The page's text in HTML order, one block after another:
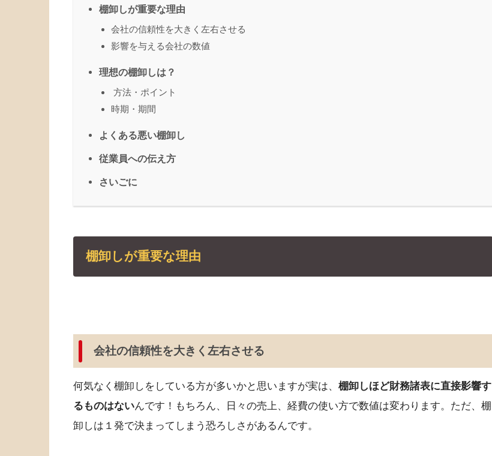
棚卸しが重要な理由
会社の信頼性を大きく左右させる
影響を与える会社の数値
理想の棚卸しは？
方法・ポイント
時期・期間
よくある悪い棚卸し
従業員への伝え方
さいごに
棚卸しが重要な理由
会社の信頼性を大きく左右させる
何気なく棚卸しをしている方が多いかと思いますが実は、 棚卸しほど財務諸表に直接影響す
るものはないんです！もちろん、日々の売上、経費の使い方で数値は変わります。ただ、棚
卸しは１発で決まってしまう恐ろしさがあるんです。